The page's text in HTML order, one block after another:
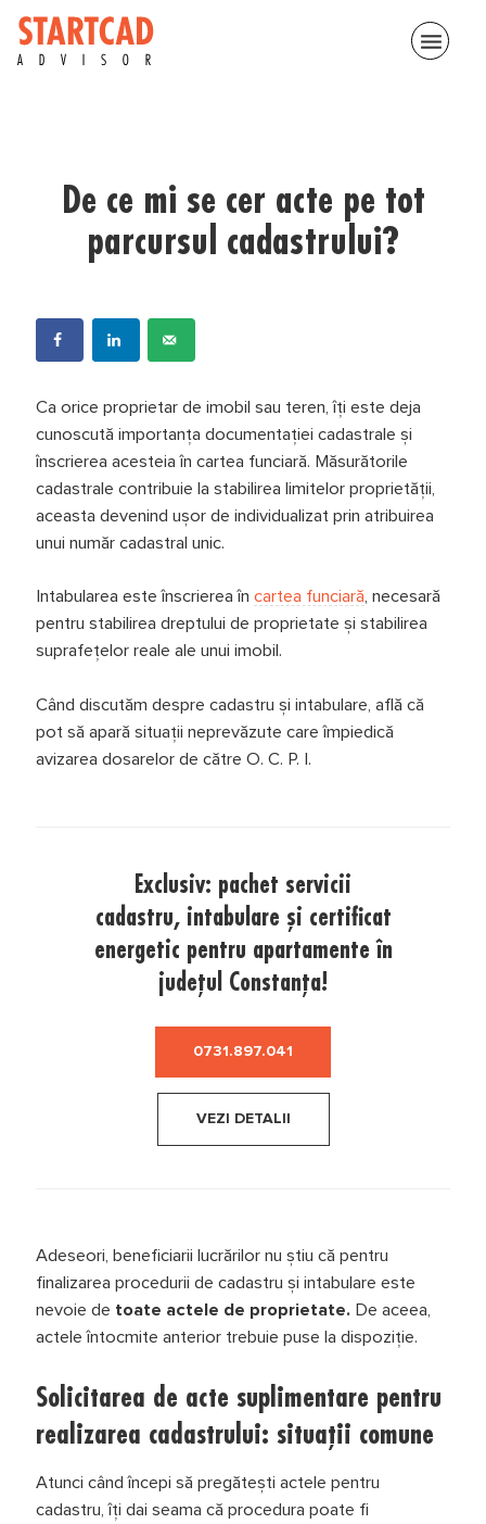
menu
De ce mi se cer acte pe tot
parcursul cadastrului?
Ca orice proprietar de imobil sau teren, îți este deja
cunoscută importanța documentației cadastrale și
înscrierea acesteia în cartea funciară. Măsurătorile
cadastrale contribuie la stabilirea limitelor proprietății,
aceasta devenind ușor de individualizat prin atribuirea
unui număr cadastral unic.
Intabularea este înscrierea în cartea funciară, necesară
pentru stabilirea dreptului de proprietate și stabilirea
suprafețelor reale ale unui imobil.
Când discutăm despre cadastru și intabulare, află că
pot să apară situații neprevăzute care împiedică
avizarea dosarelor de către O. C. P. I.
Exclusiv: pachet servicii
cadastru, intabulare și certificat
energetic pentru apartamente în
județul Constanța!
0731.897.041
VEZI DETALII
Adeseori, beneficiarii lucrărilor nu ştiu că pentru
finalizarea procedurii de cadastru şi intabulare este
nevoie de toate actele de proprietate.De aceea,
actele întocmite anterior trebuie puse la dispoziție.
Solicitarea de acte suplimentare pentru
realizarea cadastrului: situații comune
Atunci când începi să pregătești actele pentru
cadastru, îți dai seama că procedura poate fi